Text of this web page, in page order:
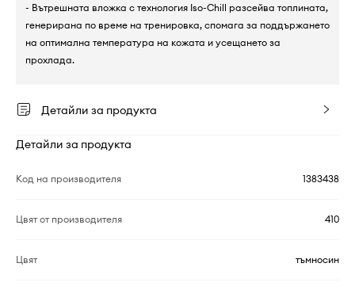
- Вътрешната вложка с технология Iso-Chill разсейва топлината,
генерирана по време на тренировка, спомага за поддържането
на оптимална температура на кожата и усещането за
прохлада.
Детайли за продукта
Детайли за продукта
Код на производителя 1383438
Цвят от производителя 410
Цвят тъмносин